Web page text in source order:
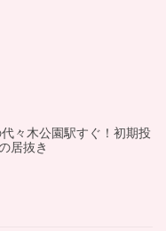
々木公園駅すぐ！初期投
居抜き